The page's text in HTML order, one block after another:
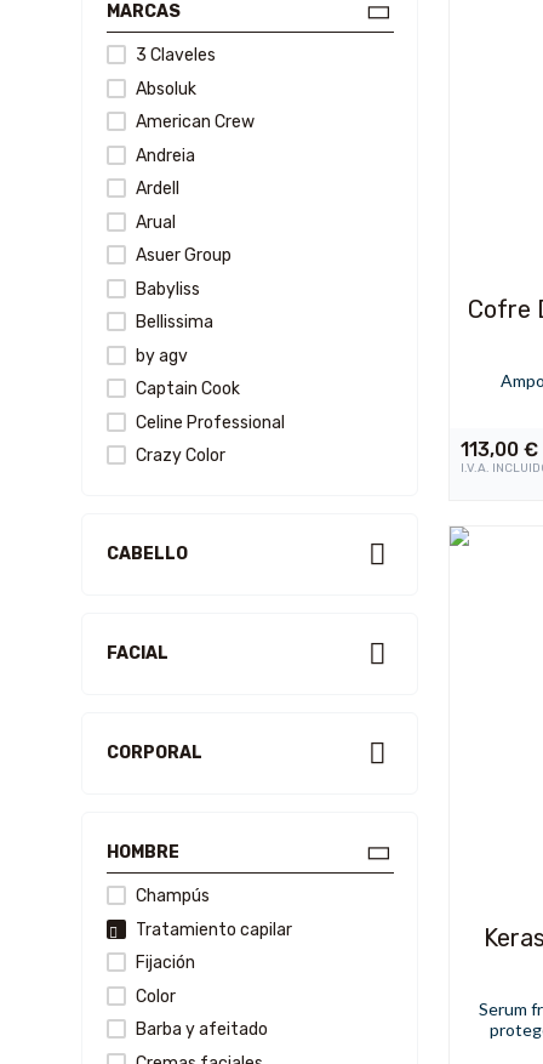
MARCAS
3 Claveles
Absoluk
American Crew
Andreia
Ardell
Arual
Asuer Group
Babyliss
Bellissima
by agv
Captain Cook
Celine Professional
Crazy Color
Eurostil
Gamma+
Kativa
Mimare
Molly Lac
Moser
My Hair
Niegeloh
Olaplex
Panasonic
CABELLO
FACIAL
CORPORAL
HOMBRE
Champús
Tratamiento capilar
Fijación
Color
Barba y afeitado
Cofre
113,00 €
I.V.A.
Serum